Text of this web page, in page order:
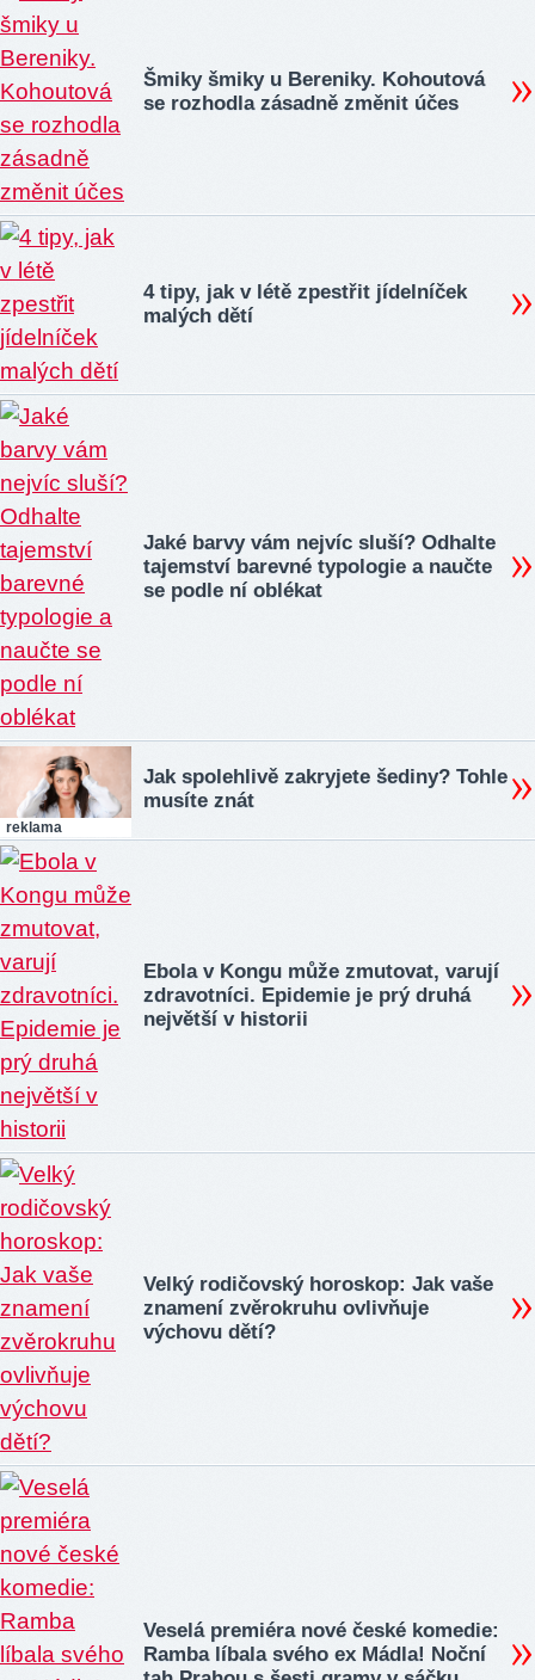
Šmiky šmiky u Bereniky. Kohoutová
se rozhodla zásadně změnit účes
4 tipy, jak v létě zpestřit jídelníček
malých dětí
Jaké barvy vám nejvíc sluší? Odhalte
tajemství barevné typologie a naučte
se podle ní oblékat
reklama
Jak spolehlivě zakryjete šediny? Tohle
musíte znát
Ebola v Kongu může zmutovat, varují
zdravotníci. Epidemie je prý druhá
největší v historii
Velký rodičovský horoskop: Jak vaše
znamení zvěrokruhu ovlivňuje
výchovu dětí?
Veselá premiéra nové české komedie:
Ramba líbala svého ex Mádla! Noční